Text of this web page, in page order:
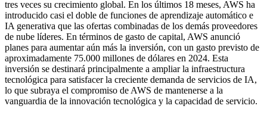
tres veces su crecimiento global. En los últimos 18 meses, AWS ha
introducido casi el doble de funciones de aprendizaje automático e
IA generativa que las ofertas combinadas de los demás proveedores
de nube líderes. En términos de gasto de capital, AWS anunció
planes para aumentar aún más la inversión, con un gasto previsto de
aproximadamente 75.000 millones de dólares en 2024. Esta
inversión se destinará principalmente a ampliar la infraestructura
tecnológica para satisfacer la creciente demanda de servicios de IA,
lo que subraya el compromiso de AWS de mantenerse a la
vanguardia de la innovación tecnológica y la capacidad de servicio.